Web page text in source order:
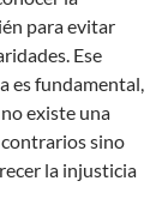
para evitar
Ese
es fundamental,
existe una
sino
la injusticia